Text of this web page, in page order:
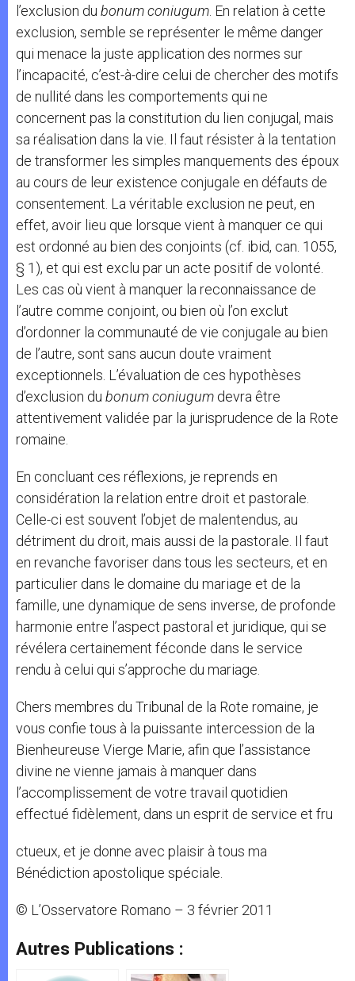
l’exclusion du bonum coniugum . En relation à cette
exclusion, semble se représenter le même danger
qui menace la juste application des normes sur
l’incapacité, c’est-à-dire celui de chercher des motifs
de nullité dans les comportements qui ne
concernent pas la constitution du lien conjugal, mais
sa réalisation dans la vie. Il faut résister à la tentation
de transformer les simples manquements des époux
au cours de leur existence conjugale en défauts de
consentement. La véritable exclusion ne peut, en
effet, avoir lieu que lorsque vient à manquer ce qui
est ordonné au bien des conjoints (cf. ibid, can. 1055,
§ 1), et qui est exclu par un acte positif de volonté.
Les cas où vient à manquer la reconnaissance de
l’autre comme conjoint, ou bien où l’on exclut
d’ordonner la communauté de vie conjugale au bien
de l’autre, sont sans aucun doute vraiment
exceptionnels. L’évaluation de ces hypothèses
d’exclusion du bonum coniugum devra être
attentivement validée par la jurisprudence de la Rote
romaine.
En concluant ces réflexions, je reprends en
considération la relation entre droit et pastorale.
Celle-ci est souvent l’objet de malentendus, au
détriment du droit, mais aussi de la pastorale. Il faut
en revanche favoriser dans tous les secteurs, et en
particulier dans le domaine du mariage et de la
famille, une dynamique de sens inverse, de profonde
harmonie entre l’aspect pastoral et juridique, qui se
révélera certainement féconde dans le service
rendu à celui qui s’approche du mariage.
Chers membres du Tribunal de la Rote romaine, je
vous confie tous à la puissante intercession de la
Bienheureuse Vierge Marie, afin que l’assistance
divine ne vienne jamais à manquer dans
l’accomplissement de votre travail quotidien
effectué fidèlement, dans un esprit de service et fru
ctueux, et je donne avec plaisir à tous ma
Bénédiction apostolique spéciale.
© L’Osservatore Romano – 3 février 2011
Autres Publications :